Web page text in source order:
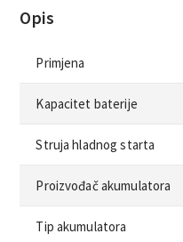
Opis
Primjena
Kapacitet baterije
Struja hladnog starta
Proizvođač akumulatora
Tip akumulatora